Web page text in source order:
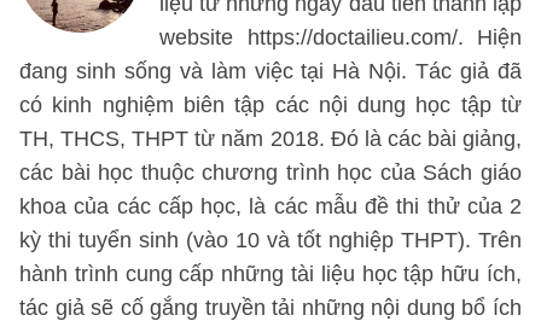
website https://doctailieu.com/. Hiện
đang sinh sống và làm việc tại Hà Nội. Tác giả đã
có kinh nghiệm biên tập các nội dung học tập từ
TH, THCS, THPT từ năm 2018. Đó là các bài giảng,
các bài học thuộc chương trình học của Sách giáo
khoa của các cấp học, là các mẫu đề thi thử của 2
kỳ thi tuyển sinh (vào 10 và tốt nghiệp THPT). Trên
hành trình cung cấp những tài liệu học tập hữu ích,
tác giả sẽ cố gắng truyền tải những nội dung bổ ích